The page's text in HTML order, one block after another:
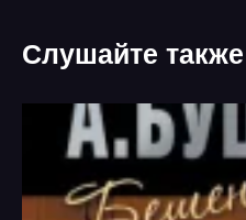
Слушайте также